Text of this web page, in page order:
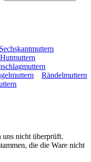
Sechskantmuttern
Hutmuttern
Rändelmuttern
nicht überprüft.
die die Ware nicht